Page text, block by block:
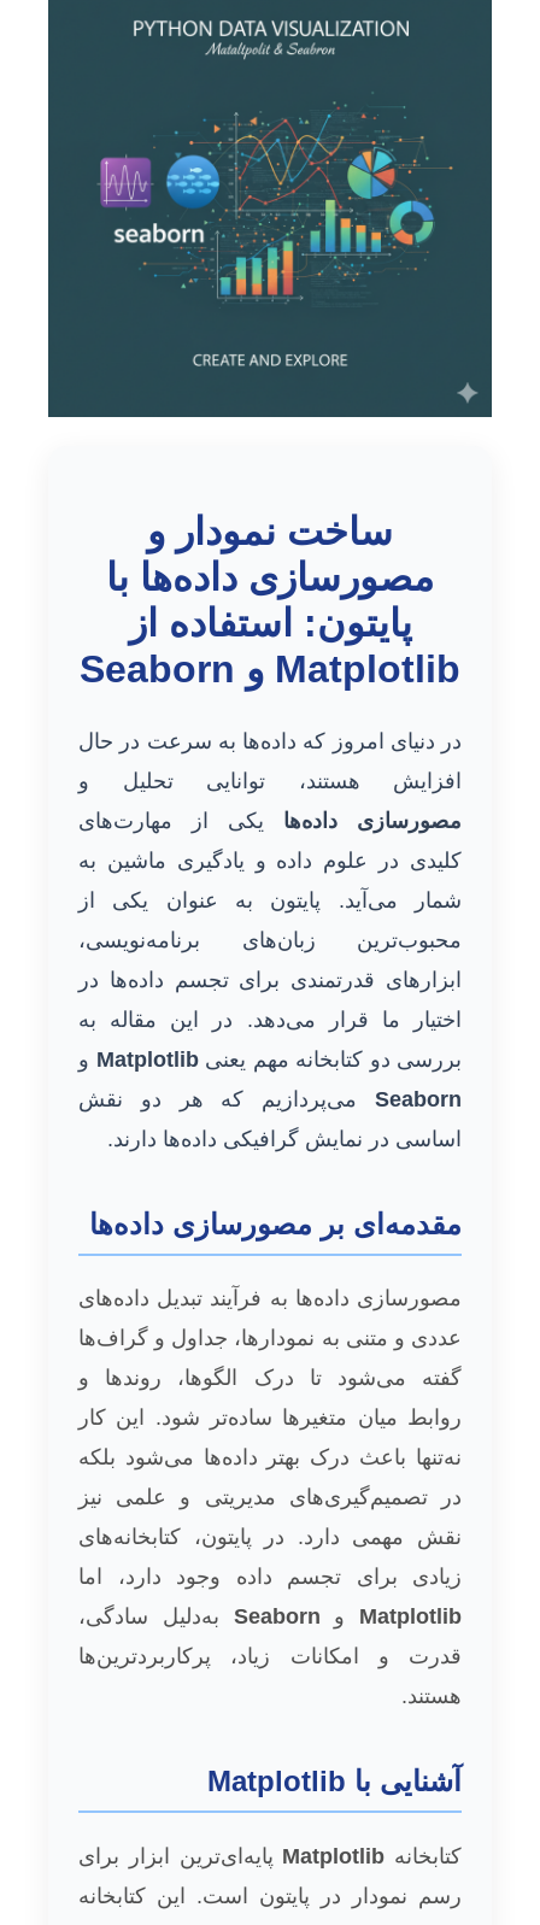
ساخت نمودار و
مصورسازی داده‌ها با
پایتون: استفاده از
Matplotlib و Seaborn
در دنیای امروز که داده‌ها به سرعت در حال
افزایش هستند، توانایی تحلیل و
مصورسازی داده‌ها یکی از مهارت‌های
کلیدی در علوم داده و یادگیری ماشین به
شمار می‌آید. پایتون به عنوان یکی از
محبوب‌ترین زبان‌های برنامه‌نویسی،
ابزارهای قدرتمندی برای تجسم داده‌ها در
اختیار ما قرار می‌دهد. در این مقاله به
بررسی دو کتابخانه مهم یعنیMatplotlib و
Seaborn می‌پردازیم که هر دو نقش
اساسی در نمایش گرافیکی داده‌ها دارند.
مقدمه‌ای بر مصورسازی داده‌ها
مصورسازی داده‌ها به فرآیند تبدیل داده‌های
عددی و متنی به نمودارها، جداول و گراف‌ها
گفته می‌شود تا درک الگوها، روندها و
روابط میان متغیرها ساده‌تر شود. این کار
نه‌تنها باعث درک بهتر داده‌ها می‌شود بلکه
در تصمیم‌گیری‌های مدیریتی و علمی نیز
نقش مهمی دارد. در پایتون، کتابخانه‌های
زیادی برای تجسم داده وجود دارد، اما
Matplotlib و Seaborn به‌دلیل سادگی،
قدرت و امکانات زیاد، پرکاربردترین‌ها
هستند.
آشنایی با Matplotlib
کتابخانه Matplotlib پایه‌ای‌ترین ابزار برای
رسم نمودار در پایتون است. این کتابخانه